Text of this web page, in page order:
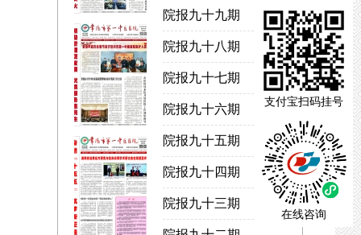
院报九十九期
院报九十八期
院报九十七期
院报九十六期
院报九十五期
院报九十四期
院报九十三期
支付宝扫码挂号
在线咨询